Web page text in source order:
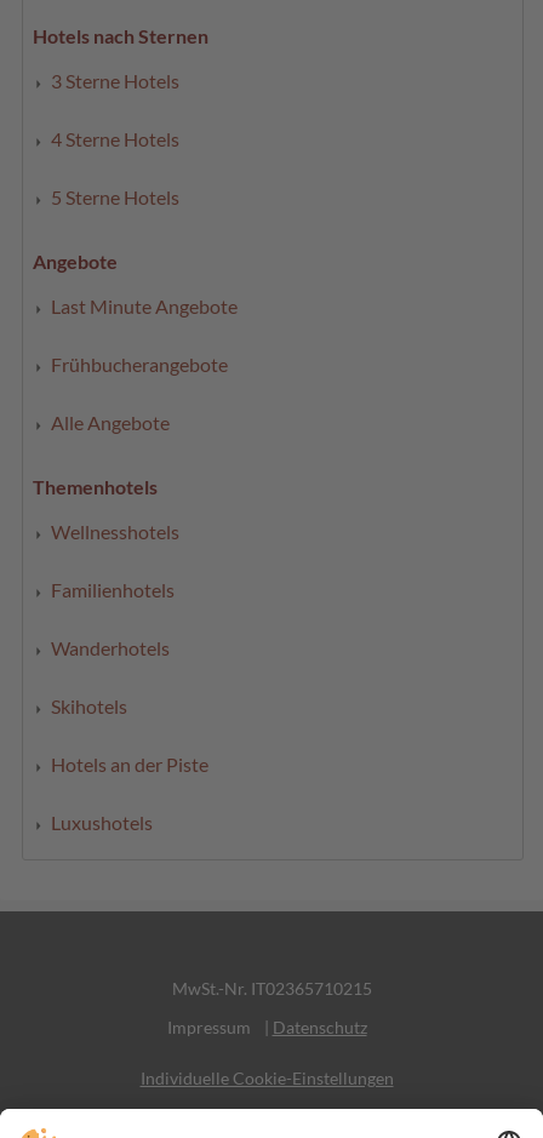
Hotels nach Sternen
3 Sterne Hotels
4 Sterne Hotels
5 Sterne Hotels
Angebote
Last Minute Angebote
Frühbucherangebote
Alle Angebote
Themenhotels
Wellnesshotels
Familienhotels
Wanderhotels
Skihotels
Hotels an der Piste
Luxushotels
MwSt.-Nr. IT02365710215
Impressum
| Datenschutz
Individuelle Cookie-Einstellungen